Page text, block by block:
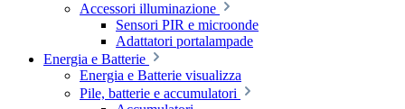
Accessori illuminazione
Sensori PIR e microonde
Adattatori portalampade
Energia e Batterie
Energia e Batterie visualizza
Pile, batterie e accumulatori